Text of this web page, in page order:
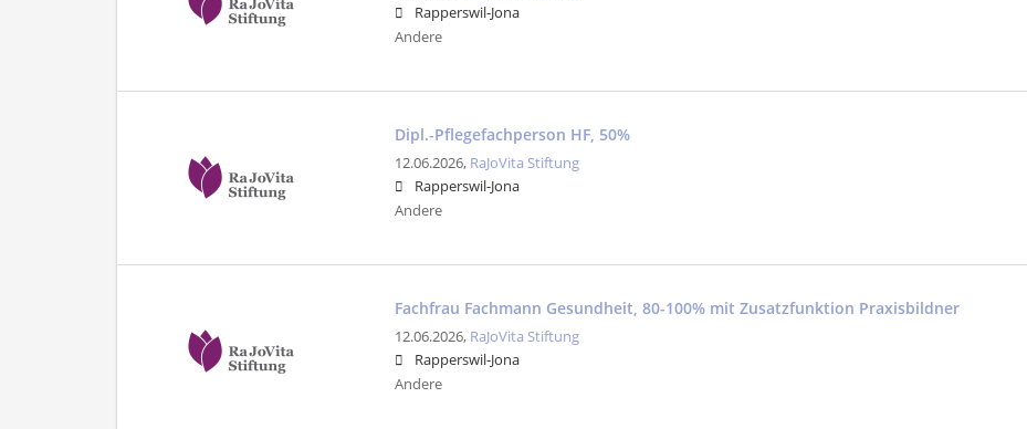
Rapperswil-Jona
Andere
Dipl.-Pflegefachperson HF, 50%
12.06.2026, RaJoVita Stiftung
Rapperswil-Jona
Andere
Fachfrau Fachmann Gesundheit, 80-100% mit Zusatzfunktion Praxisbildner
12.06.2026, RaJoVita Stiftung
Rapperswil-Jona
Andere